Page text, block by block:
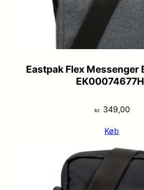
Eastpak Flex Messenger
kr.349,00
Køb